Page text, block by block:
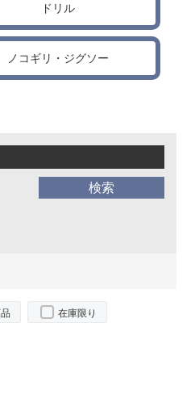
ドリル
ノコギリ・ジグソー
在庫限り